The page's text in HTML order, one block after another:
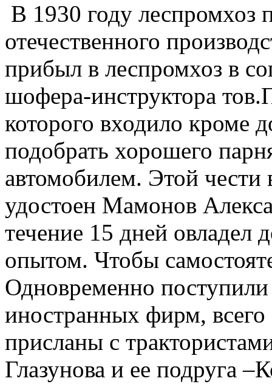
В 1930 году леспромхоз
отечественного
прибыл в леспромхоз в
шофера-инструктора
которого входило кроме
подобрать хорошего
автомобилем. Этой
удостоен Мамонов
течение 15 дней овладел
опытом. Чтобы
Одновременно
иностранных фирм,
присланы с
Глазунова и ее подруга